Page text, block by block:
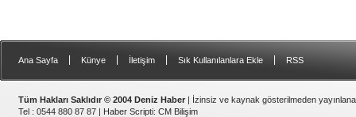
Ana Sayfa Künye İletişim Sık Kullanılanlara Ekle RSS
Tüm Hakları Saklıdır © 2004 Deniz Haber | İzinsiz ve kaynak gösterilmeden
Tel : 0544 880 87 87 | Haber Scripti: CM Bilişim